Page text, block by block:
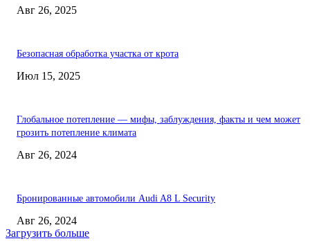
Авг 26, 2025
Безопасная обработка участка от крота
Июл 15, 2025
Глобальное потепление — мифы, заблуждения, факты и чем может
грозить потепление климата
Авг 26, 2024
Бронированные автомобили Audi A8 L Security
Авг 26, 2024
Загрузить больше